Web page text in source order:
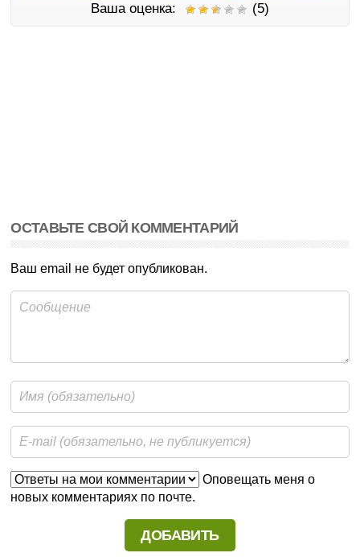
Ваша оценка: (5)
ОСТАВЬТЕ СВОЙ КОММЕНТАРИЙ
Ваш email не будет опубликован.
Оповещать меня о
новых комментариях по почте.